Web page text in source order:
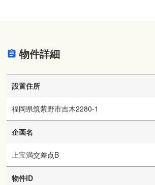
物件詳細
設置住所
福岡県筑紫野市吉木2280-1
企画名
上宝満交差点B
物件ID